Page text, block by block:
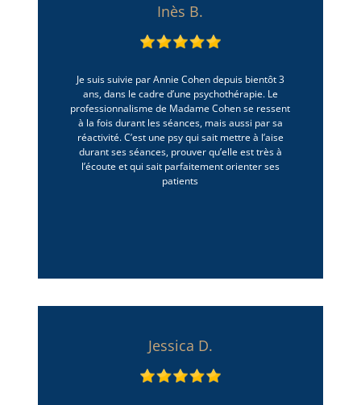
Inès B.
Je suis suivie par Annie Cohen depuis bientôt 3
ans, dans le cadre d’une psychothérapie. Le
professionnalisme de Madame Cohen se ressent
à la fois durant les séances, mais aussi par sa
réactivité. C’est une psy qui sait mettre à l’aise
durant ses séances, prouver qu’elle est très à
l’écoute et qui sait parfaitement orienter ses
patients
Jessica D.